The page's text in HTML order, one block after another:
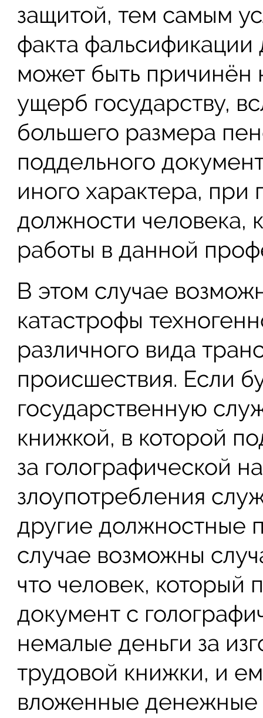
защитой, тем самым
факта фальсификации
может быть причинён
ущерб государству,
большего размера
поддельного
иного характера,
должности человека,
работы в данной
В этом случае
катастрофы
различного вида
происшествия. Если
государственную
книжкой, в которой
за голографической
злоупотребления
другие должностные
случае возможны
что человек,
документ с
немалые деньги за
трудовой книжки, и
вложенные денежные